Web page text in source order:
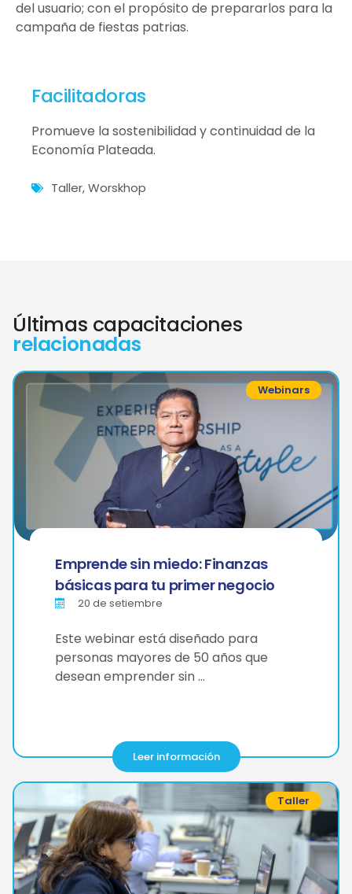
del usuario; con el propósito de prepararlos para la
campaña de fiestas patrias.
Facilitadoras
Promueve la sostenibilidad y continuidad de la
Economía Plateada.
Taller,Worskhop
Últimas capacitaciones
relacionadas
Webinars
Emprende sin miedo: Finanzas
básicas para tu primer negocio
20 de setiembre
Este webinar está diseñado para
personas mayores de 50 años que
desean emprender sin …
Leer información
Taller